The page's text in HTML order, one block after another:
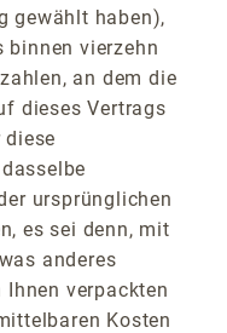
gewählt haben),
binnen vierzehn
an dem die
dieses Vertrags
ursprünglichen
es sei denn, mit
anderes
verpackten
Kosten